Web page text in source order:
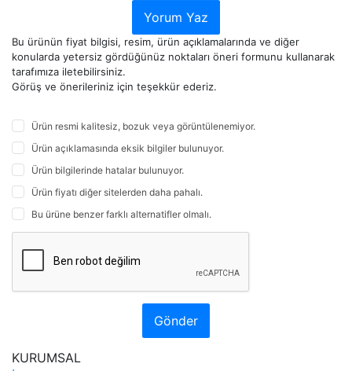
Yorum Yaz
Bu ürünün fiyat bilgisi, resim, ürün açıklamalarında ve diğer
konularda yetersiz gördüğünüz noktaları öneri formunu kullanarak
tarafımıza iletebilirsiniz.
Görüş ve önerileriniz için teşekkür ederiz.
Ürün resmi kalitesiz, bozuk veya görüntülenemiyor.
Ürün açıklamasında eksik bilgiler bulunuyor.
Ürün bilgilerinde hatalar bulunuyor.
Ürün fiyatı diğer sitelerden daha pahalı.
Bu ürüne benzer farklı alternatifler olmalı.
Gönder
KURUMSAL